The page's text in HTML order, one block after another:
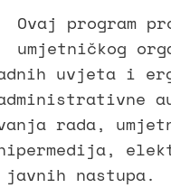
Ovaj program
umjetničkog
uvjeta i
rada,
nastupa.